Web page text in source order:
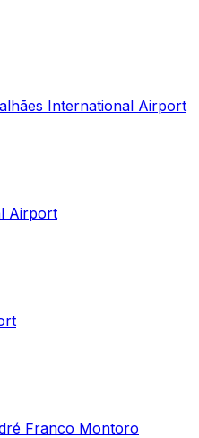
International Airport
Airport
Franco Montoro